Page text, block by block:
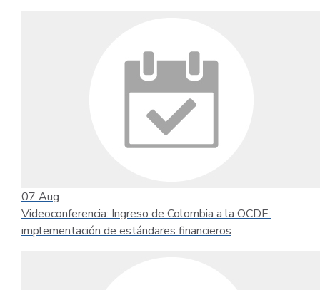
07 Aug
Videoconferencia: Ingreso de Colombia a la OCDE:
implementación de estándares financieros